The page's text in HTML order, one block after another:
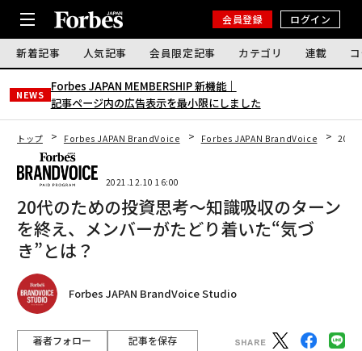
会員登録 ログイン
新着記事 人気記事 会員限定記事 カテゴリ 連載
NEWS
Forbes JAPAN MEMBERSHIP 新機能｜
記事ページ内の広告表示を最小限にしました
トップ Forbes JAPAN BrandVoice Forbes JAPAN BrandVoice 20代
2021.12.10 16:00
20代のための投資思考〜知識吸収のターン
を終え、メンバーがたどり着いた“気づ
き”とは？
Forbes JAPAN BrandVoice Studio
著者フォロー 記事を保存